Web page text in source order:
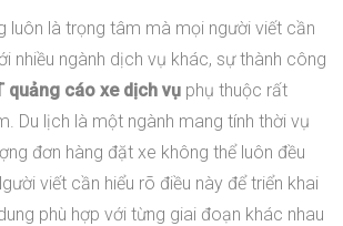
luôn là trọng tâm mà mọi người viết cần
nhiều ngành dịch vụ khác, sự thành công
quảng cáo xe dịch vụ phụ thuộc rất
Du lịch là một ngành mang tính thời vụ
đơn hàng đặt xe không thể luôn đều
viết cần hiểu rõ điều này để triển khai
phù hợp với từng giai đoạn khác nhau